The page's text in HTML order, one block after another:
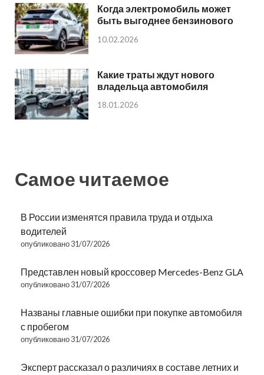
Когда электромобиль может
быть выгоднее бензинового
10.02.2026
Какие траты ждут нового
владельца автомобиля
18.01.2026
Самое читаемое
В России изменятся правила труда и отдыха
водителей
опубликовано 31/07/2026
Представлен новый кроссовер Mercedes-Benz GLA
опубликовано 31/07/2026
Названы главные ошибки при покупке автомобиля
с пробегом
опубликовано 31/07/2026
Эксперт рассказал о различиях в составе летних и